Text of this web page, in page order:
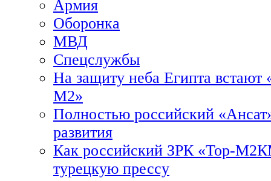
Армия
Оборонка
МВД
Спецслужбы
На защиту неба Египта встают
М2»
Полностью российский
развития
Как российский ЗРК «Тор-
турецкую прессу